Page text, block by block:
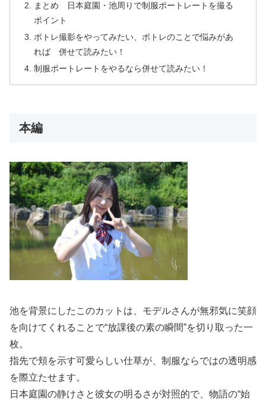
まとめ 日本庭園・池周りで制服ポートレートを撮る
ポイント
ポトレ撮影をやってみたい、ポトレのことで悩みがあ
れば 併せて読みたい！
制服ポートレートをやるなら併せて読みたい！
本編
池を背景にしたこのカットは、モデルさんが無邪気に笑顔
を向けてくれることで“放課後の素の瞬間”を切り取った一
枚。
指先で頬を示す可愛らしい仕草が、制服ならではの透明感
を際立たせます。
日本庭園の静けさと彼女の明るさが対照的で、物語の“始